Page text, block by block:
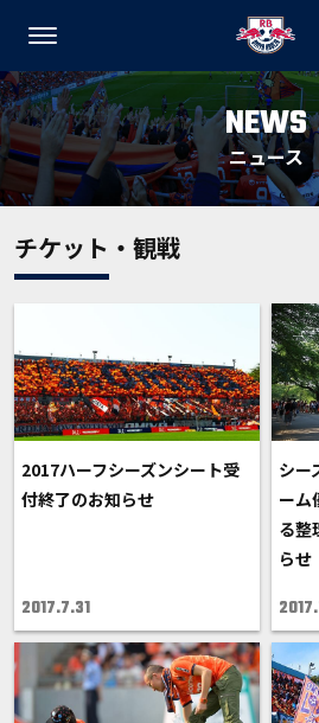
NEWS
ニュース
チケット・観戦
2017ハーフシーズンシート受
付終了のお知らせ
2017.7.31
シー
ーム
る整
らせ